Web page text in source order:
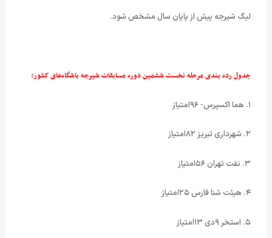
لیگ شیرجه پیش از پایان سال مشخص شود.
جدول رده بندی مرحله نخست ششمین دوره مسابقات شیرجه باشگاه‌های کشور:
۲. شهرداری تبریز ۸۲امتیاز
۳. نفت تهران ۵۶امتیاز
۴. هیئت شنا فارس ۲۵امتیاز
۵. استخر ۹دی ۱۳امتیاز